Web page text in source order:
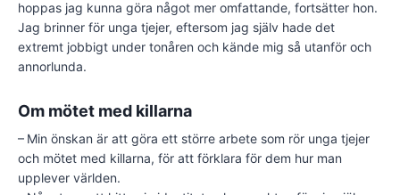
hoppas jag kunna göra något mer omfattande, fortsätter hon.
Jag brinner för unga tjejer, eftersom jag själv hade det
extremt jobbigt under tonåren och kände mig så utanför och
annorlunda.
Om mötet med killarna
– Min önskan är att göra ett större arbete som rör unga tjejer
och mötet med killarna, för att förklara för dem hur man
upplever världen.